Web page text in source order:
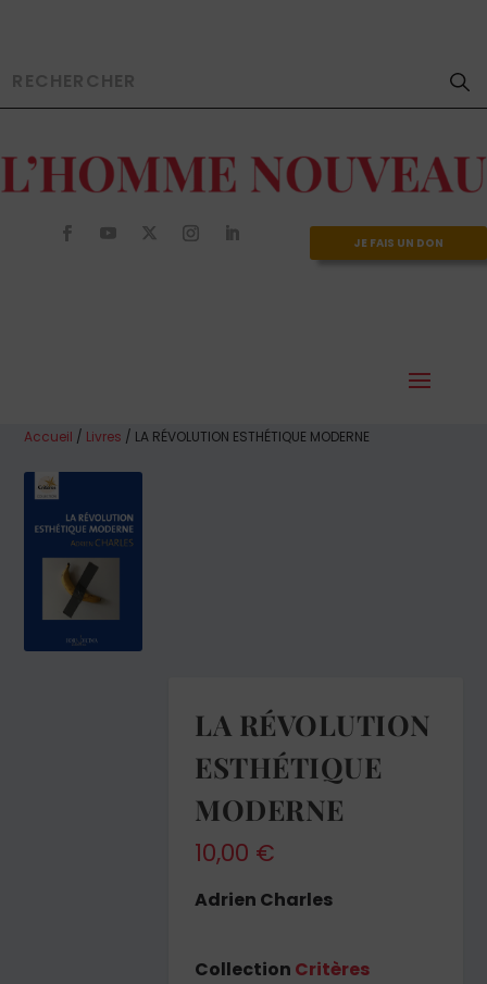
JE FAIS UN DON
Accueil / Livres / LA RÉVOLUTION ESTHÉTIQUE MODERNE
LA RÉVOLUTION
ESTHÉTIQUE
MODERNE
10,00 €
Adrien Charles
Collection Critères